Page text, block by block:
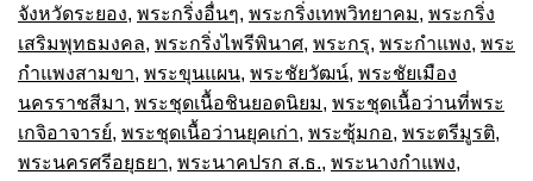
จังหวัดระยอง, พระกริ่งอื่นๆ, พระกริ่งเทพวิทยาคม, พระกริ่ง
เสริมพุทธมงคล, พระกริ่งไพรีพินาศ, พระกรุ, พระกำแพง, พระ
กำแพงสามขา, พระขุนแผน, พระชัยวัฒน์, พระชัยเมือง
นครราชสีมา, พระชุดเนื้อชินยอดนิยม, พระชุดเนื้อว่านที่พระ
เกจิอาจารย์, พระชุดเนื้อว่านยุคเก่า, พระซุ้มกอ, พระตรีมูรติ,
พระนครศรีอยุธยา, พระนาคปรก ส.ธ., พระนางกำแพง,